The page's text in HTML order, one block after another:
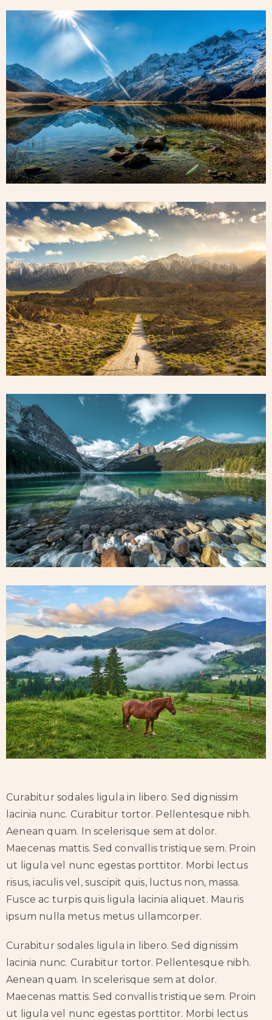
Curabitur sodales ligula in libero. Sed dignissim
lacinia nunc. Curabitur tortor. Pellentesque nibh.
Aenean quam. In scelerisque sem at dolor.
Maecenas mattis. Sed convallis tristique sem. Proin
ut ligula vel nunc egestas porttitor. Morbi lectus
risus, iaculis vel, suscipit quis, luctus non, massa.
Fusce ac turpis quis ligula lacinia aliquet. Mauris
ipsum nulla metus metus ullamcorper.
Curabitur sodales ligula in libero. Sed dignissim
lacinia nunc. Curabitur tortor. Pellentesque nibh.
Aenean quam. In scelerisque sem at dolor.
Maecenas mattis. Sed convallis tristique sem. Proin
ut ligula vel nunc egestas porttitor. Morbi lectus